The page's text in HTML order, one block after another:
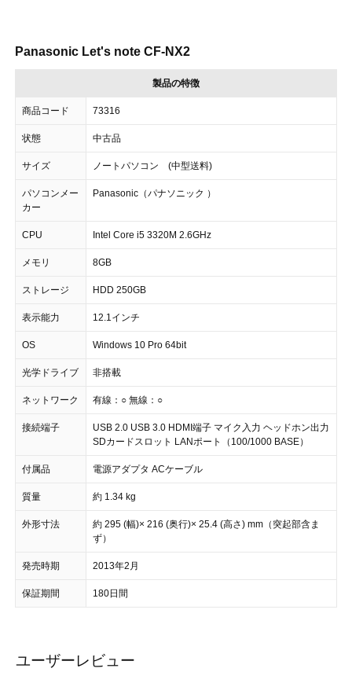
Panasonic Let's note CF-NX2
製品の特徴
商品コード 73316
状態 中古品
サイズ ノートパソコン (中型送料)
パソコンメー
カー
Panasonic（パナソニック ）
CPU Intel Core i5 3320M 2.6GHz
メモリ 8GB
ストレージ HDD 250GB
表示能力 12.1インチ
OS Windows 10 Pro 64bit
光学ドライブ 非搭載
ネットワーク 有線：○ 無線：○
接続端子
USB 2.0 USB 3.0 HDMI端子 マイク入力 ヘッドホン出力
SDカードスロット LANポート（100/1000 BASE）
付属品 電源アダプタ ACケーブル
質量 約 1.34 kg
外形寸法
約 295 (幅)× 216 (奥行)× 25.4 (高さ) mm（突起部含ま
ず）
発売時期 2013年2月
保証期間 180日間
ユーザーレビュー